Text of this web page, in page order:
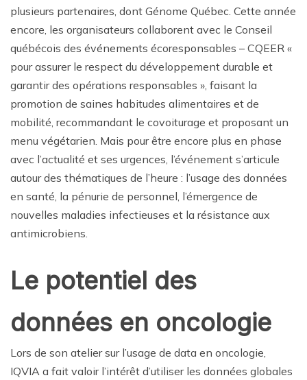
plusieurs partenaires, dont Génome Québec. Cette année
encore, les organisateurs collaborent avec le Conseil
québécois des événements écoresponsables – CQEER «
pour assurer le respect du développement durable et
garantir des opérations responsables », faisant la
promotion de saines habitudes alimentaires et de
mobilité, recommandant le covoiturage et proposant un
menu végétarien. Mais pour être encore plus en phase
avec l’actualité et ses urgences, l’événement s’articule
autour des thématiques de l’heure : l’usage des données
en santé, la pénurie de personnel, l’émergence de
nouvelles maladies infectieuses et la résistance aux
antimicrobiens.
Le potentiel des
données en oncologie
Lors de son atelier sur l’usage de data en oncologie,
IQVIA a fait valoir l’intérêt d’utiliser les données globales